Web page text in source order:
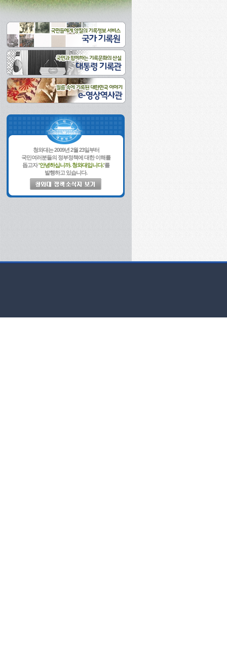
청와대는 2009년 2월 23일부터
국민여러분들의 정부정책에 대한 이해를
돕고자'안녕하십니까. 청와대입니다.'를
발행하고 있습니다.